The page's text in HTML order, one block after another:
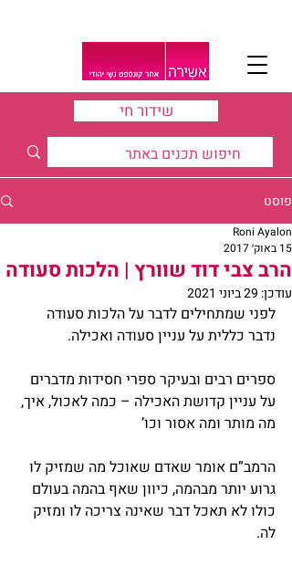
שידור חי
פוסט
הרב צבי דוד שוורץ | הלכות סעודה
Roni Ayalon
15 באוק׳ 2017
עודכן: 29 ביוני 2021
לפני שמתחילים לדבר על הלכות סעודה
נדבר כללית על עניין סעודה ואכילה.
ספרים רבים ובעיקר ספרי חסידות מדברים
על עניין קדושת האכילה – כמה לאכול, איך,
מה מותר ומה אסור וכו’
הרמב”ם אומר שאדם שאוכל מה שמזיק לו
גרוע יותר מבהמה, כיוון שאף בהמה בעולם
כולו לא תאכל דבר שאינה צריכה לו ומזיק
לה.